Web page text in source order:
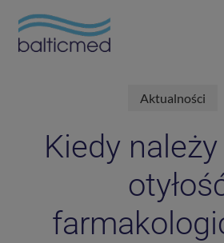
main
Aktualności
Kiedy